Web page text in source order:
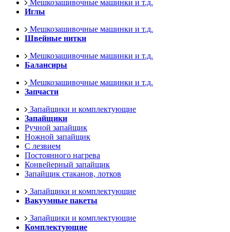
Мешкозашивочные машинки и т.д.
Иглы
Мешкозашивочные машинки и т.д.
Швейные нитки
Мешкозашивочные машинки и т.д.
Балансиры
Мешкозашивочные машинки и т.д.
Запчасти
Запайщики и комплектующие
Запайщики
Ручной запайщик
Ножной запайщик
С лезвием
Постоянного нагрева
Конвейерный запайщик
Запайщик стаканов, лотков
Запайщики и комплектующие
Вакуумные пакеты
Запайщики и комплектующие
Комплектующие